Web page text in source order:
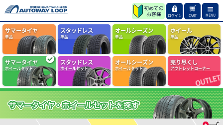
ログイン CART MENU
サマータイヤ
単品
スタッドレス
単品
オールシーズン
単品
ホイール
単品
サマータイヤ
ホイールセット
スタッドレス
ホイールセット
オールシーズン
ホイールセット
売り尽くし
アウトレットコーナー